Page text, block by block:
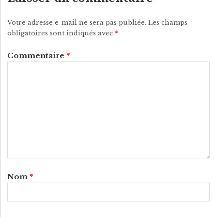
Y
Votre adresse e-mail ne sera pas publiée. Les champs
obligatoires sont indiqués avec *
Commentaire *
Nom *